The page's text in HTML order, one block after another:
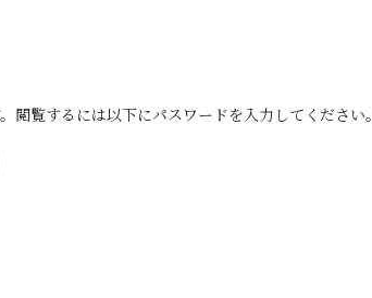
閲覧するには以下にパスワードを入力してください。